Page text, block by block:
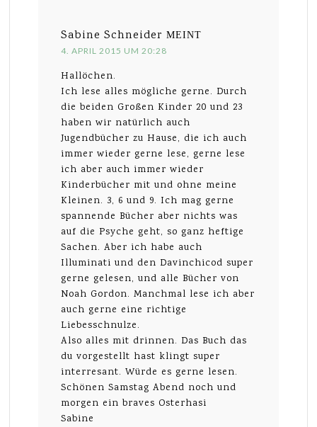
Sabine Schneider MEINT
4. APRIL 2015 UM 20:28
Hallöchen.
Ich lese alles mögliche gerne. Durch
die beiden Großen Kinder 20 und 23
haben wir natürlich auch
Jugendbücher zu Hause, die ich auch
immer wieder gerne lese, gerne lese
ich aber auch immer wieder
Kinderbücher mit und ohne meine
Kleinen. 3, 6 und 9. Ich mag gerne
spannende Bücher aber nichts was
auf die Psyche geht, so ganz heftige
Sachen. Aber ich habe auch
Illuminati und den Davinchicod super
gerne gelesen, und alle Bücher von
Noah Gordon. Manchmal lese ich aber
auch gerne eine richtige
Liebesschnulze.
Also alles mit drinnen. Das Buch das
du vorgestellt hast klingt super
interresant. Würde es gerne lesen.
Schönen Samstag Abend noch und
morgen ein braves Osterhasi
Sabine